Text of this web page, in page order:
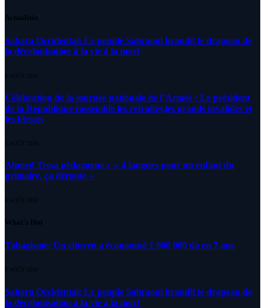
Actualités
Sahara Occidental: Le peuple Sahraoui brandit le drapeau de
la décolonisation à la vie à la mort
8 AOÛT 2026
Célébration de la journée nationale de l’Armée : Le président
de la République rassemble les retraités,les grands invalides et
les blessés
5 AOÛT 2026
Ahmed Tessa pédagogue : » 4 langues pour un enfant du
primaire, ça déroute «
4 AOÛT 2026
What's Hot
Tabagisme: Un citoyen a économisé 1 000 000 da en 7 ans
8 AOÛT 2026
Sahara Occidental: Le peuple Sahraoui brandit le drapeau de
la décolonisation à la vie à la mort